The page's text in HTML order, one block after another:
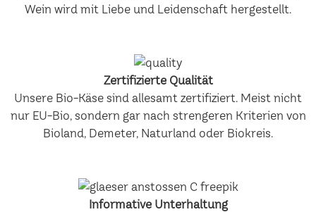
Wein wird mit Liebe und Leidenschaft hergestellt.
Zertifizierte Qualität
Unsere Bio-Käse sind allesamt zertifiziert. Meist nicht
nur EU-Bio, sondern gar nach strengeren Kriterien von
Bioland, Demeter, Naturland oder Biokreis.
Informative Unterhaltung